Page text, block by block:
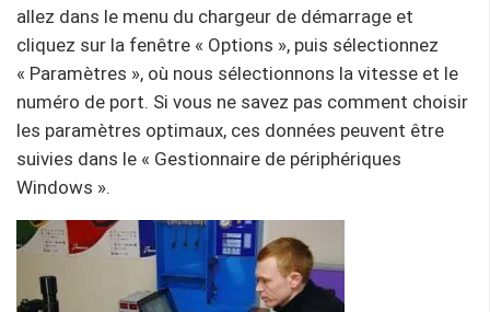
allez dans le menu du chargeur de démarrage et
cliquez sur la fenêtre « Options », puis sélectionnez
« Paramètres », où nous sélectionnons la vitesse et le
numéro de port. Si vous ne savez pas comment choisir
les paramètres optimaux, ces données peuvent être
suivies dans le « Gestionnaire de périphériques
Windows ».